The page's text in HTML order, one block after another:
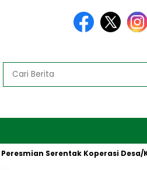
Serentak Koperasi Desa/